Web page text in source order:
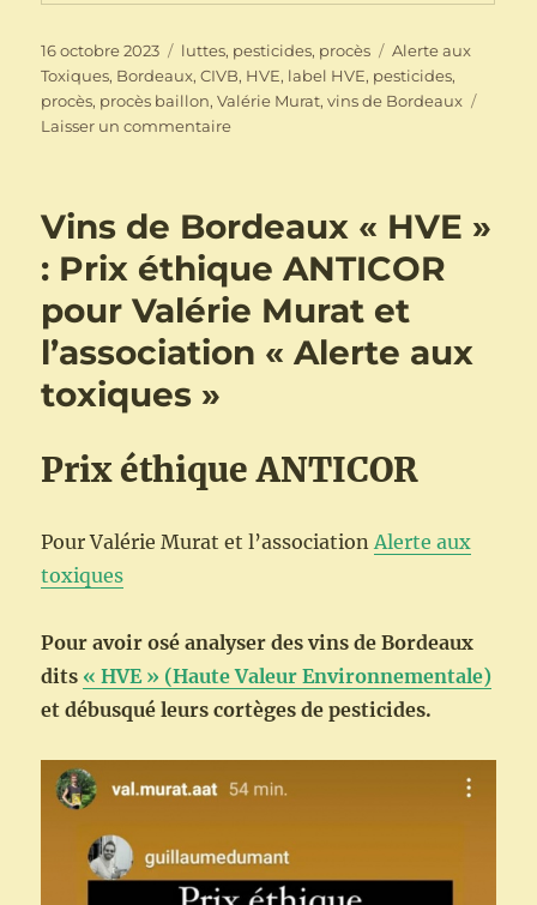
Publié
le
16 octobre 2023 Catégories
luttes, pesticides, procès Étiquettes
Alerte aux
Toxiques, Bordeaux,CIVB, HVE, label HVE, pesticides,
procès, procès baillon,Valérie Murat,vins de Bordeaux
Laisser un commentairesur
:
Murat
a
besoin
de
pouvoir
faire
Vins de Bordeaux « HVE »
: Prix éthique ANTICOR
pour Valérie Murat et
l’association « Alerte aux
toxiques »
Prix éthique ANTICOR
Pour Valérie Murat et l’associationAlerte aux
toxiques
Pour avoir osé analyser des vins de Bordeaux
dits « HVE » (Haute Valeur Environnementale)
et débusqué leurs cortèges de pesticides.